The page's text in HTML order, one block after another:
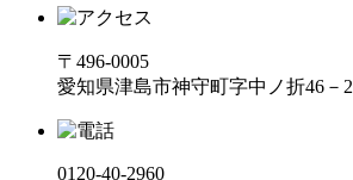
〒496-0005
愛知県津島市神守町字中ノ折46－2
0120-40-2960